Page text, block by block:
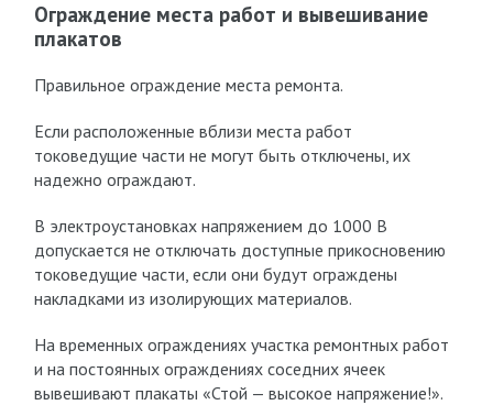
Ограждение места работ и вывешивание
плакатов
Правильное ограждение места ремонта.
Если расположенные вблизи места работ
токоведущие части не могут быть отключены, их
надежно ограждают.
В электроустановках напряжением до 1000 В
допускается не отключать доступные прикосновению
токоведущие части, если они будут ограждены
накладками из изолирующих материалов.
На временных ограждениях участка ремонтных работ
и на постоянных ограждениях соседних ячеек
вывешивают плакаты «Стой — высокое напря­жение!».